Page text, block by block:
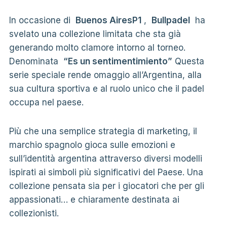
In occasione di Buenos AiresP1, Bullpadelha
svelato una collezione limitata che sta già
generando molto clamore intorno al torneo.
Denominata “Es un sentimentimiento” Questa
serie speciale rende omaggio all’Argentina, alla
sua cultura sportiva e al ruolo unico che il padel
occupa nel paese.
Più che una semplice strategia di marketing, il
marchio spagnolo gioca sulle emozioni e
sull’identità argentina attraverso diversi modelli
ispirati ai simboli più significativi del Paese. Una
collezione pensata sia per i giocatori che per gli
appassionati… e chiaramente destinata ai
collezionisti.